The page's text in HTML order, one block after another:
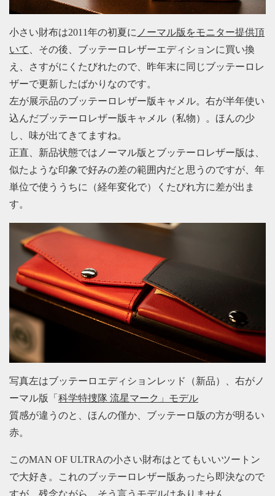
小さい財布は2011年の初夏に ノーマル版をモニター提供頂
いて
、その後、ブッテーロレザーエディションに買い換
え、さすがにくたびれたので、昨年末に同じブッテーロレ
ザーで更新したばかりなのです。
左が展示品のブッテーロレザー版キャメル。右が半年使い
込んだブッテーロレザー版キャメル（私物）。ほんの少
し、味が出てきてますね。
正直、新品状態ではノーマル版とブッテーロレザー版は、
似たような印象で好みの差の範囲内だと思うのですが、年
単位で使ううちに（経年変化で）くたびれ方に差が出ま
す。
写真左はブッテーロエディションレッド（新品）、右がノ
ーマル版「 科学特捜隊 流星マーク」モデル
質感が違うのと、ほんの僅か、ブッテーロ版の方が明るい
赤。
このMAN OF ULTRAの小さい財布はとてもいいツートン
で大好き。これのブッテーロレザー版あったら即決なので